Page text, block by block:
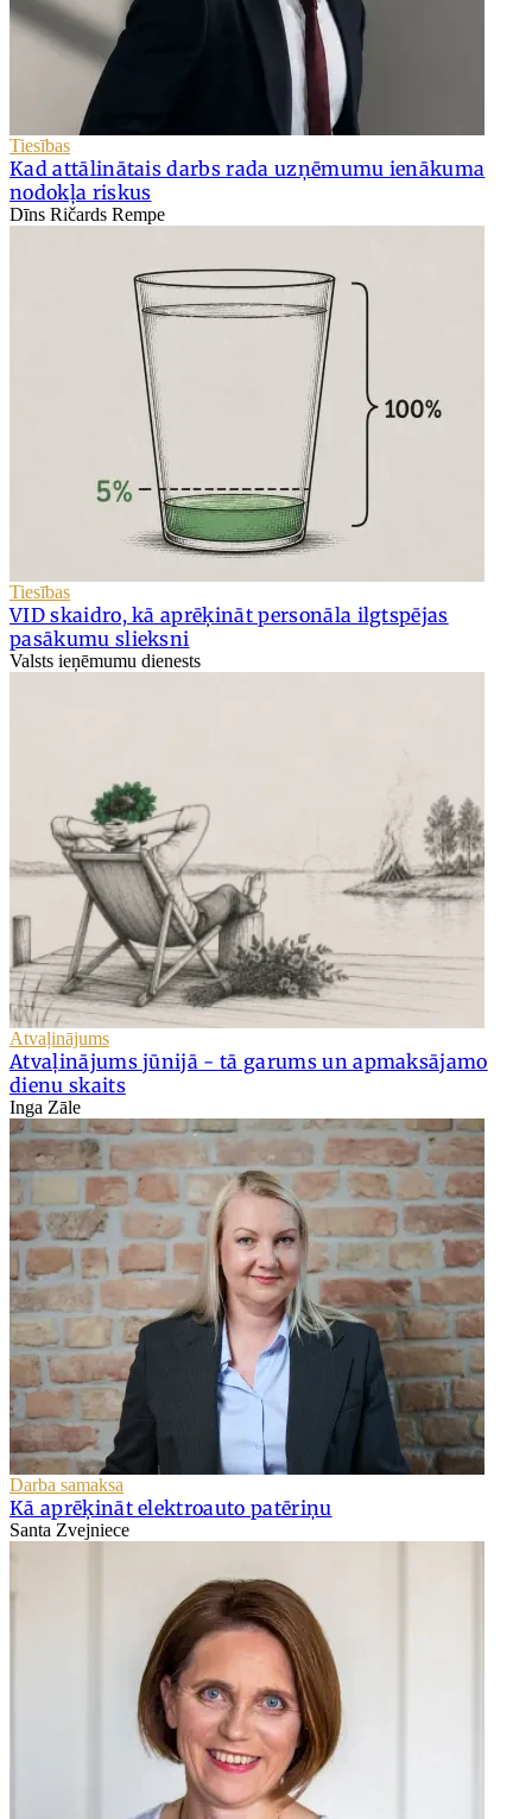
Tiesības
Kad attālinātais darbs rada uzņēmumu ienākuma
nodokļa riskus
Dīns Ričards Rempe
Tiesības
VID skaidro, kā aprēķināt personāla ilgtspējas
pasākumu slieksni
Valsts ieņēmumu dienests
Atvaļinājums
Atvaļinājums jūnijā - tā garums un apmaksājamo
dienu skaits
Inga Zāle
Darba samaksa
Kā aprēķināt elektroauto patēriņu
Santa Zvejniece